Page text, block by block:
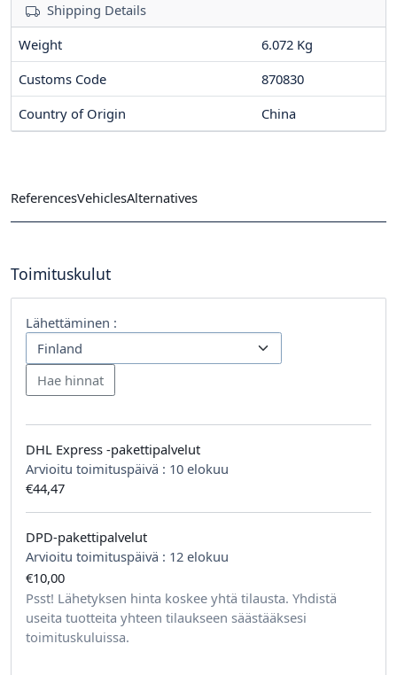
Shipping Details
Weight
6.072 Kg
Customs Code
870830
Country of Origin
China
ReferencesVehiclesAlternatives
Toimituskulut
Lähettäminen :
DHL Express -pakettipalvelut
Arvioitu toimituspäivä : 10 elokuu
€44,47
DPD-pakettipalvelut
Arvioitu toimituspäivä : 12 elokuu
€10,00
Psst! Lähetyksen hinta koskee yhtä tilausta. Yhdistä
useita tuotteita yhteen tilaukseen säästääksesi
toimituskuluissa.